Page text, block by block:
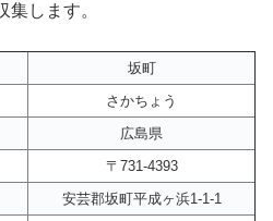
します。
坂町
さかちょう
広島県
〒731-4393
安芸郡坂町平成ヶ浜1-1-1